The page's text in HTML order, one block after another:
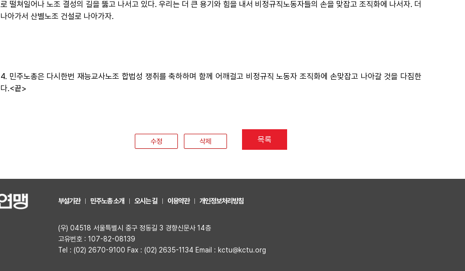
로 떨쳐일어나 노조 결성의 길을 뚫고 나서고 있다. 우리는 더 큰 용기와 힘을 내서 비정규직노동자들의 손을 맞잡고 조직화에 나서자. 더
나아가서 산별노조 건설로 나아가자.
4. 민주노총은 다시한번 재능교사노조 합법성 쟁취를 축하하며 함께 어깨걸고 비정규직 노동자 조직화에 손맞잡고 나아갈 것을 다짐한
다.<끝>
수정 삭제 목록
부설기관 민주노총 소개 오시는 길 이용약관 개인정보처리방침
(우) 04518 서울특별시 중구 정동길 3 경향신문사 14층
고유번호 : 107-82-08139
Tel : (02) 2670-9100 Fax : (02) 2635-1134 Email : kctu@kctu.org